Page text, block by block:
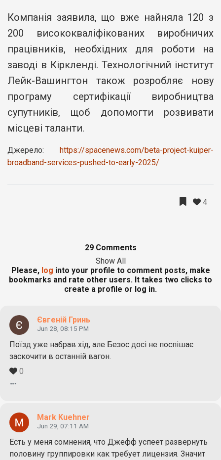
Компанія заявила, що вже найняла 120 з
200 висококваліфікованих виробничих
працівників, необхідних для роботи на
заводі в Кіркленді. Технологічний інститут
Лейк-Вашингтон також розробляє нову
програму сертифікації виробництва
супутників, щоб допомогти розвивати
місцеві таланти.
Джерело: https://spacenews.com/beta-project-kuiper-
broadband-services-pushed-to-early-2025/
4
29 Comments
Show All
Please, log into your profile to comment posts, make
bookmarks and rate other users. It takes two clicks to
create a profile or log in.
Євгеній Гринь
Jun 28, 08:15 PM
Поїзд уже набрав хід, але Безос досі не поспішає
заскочити в останній вагон.
0
Mark Kuehner
Jun 29, 07:11 AM
Есть у меня сомнения, что Джефф успеет развернуть
половину группировки как требует лицензия. Значит